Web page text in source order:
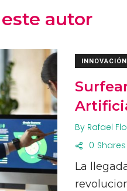
autor
INNOVACIÓN
By Rafael
Shares
0
La